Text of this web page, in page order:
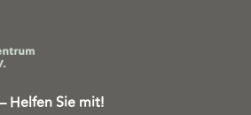
Helfen Sie mit!